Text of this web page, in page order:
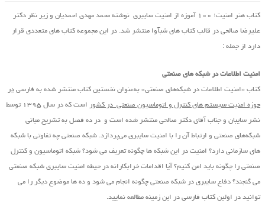
کتاب هنر امنیت؛ ۱۰۰ آموزه از امنیت سایبری نوشته محمد مهدی احمدیان و زیر نظر دکتر
علیرضا صالحی در قالب کتاب های شبآوا منتشر شد. در این مجموعه کتاب های متعددی قرار
دارد از جمله :
امنیت اطلاعات در شبکه های صنعتی
کتاب «امنیت اطلاعات در شبکه‌های صنعتی» به‌عنوان نخستین کتاب منتشر شده به فارسی در
حوزه امنیت سیستم های کنترل و اتوماسیون صنعتی در کشور
است که در سال ۱۳۹۵ توسط
نشر سایبان و جناب آقای دکتر صالحی منتشر شده است و در ده فصل به تشریح مبانی
شبکه‌های صنعتی و ارتباط آن را با امنیت سایبری می‌پردازد. شبکه صنعتی چه تفاوتی با شبکه
های سازمانی دارد؟ امنیت در این شبکه ها چگونه تعریف می شود؟ شبکه اتوماسیون و کنترل
صنعتی را چگونه باید امن کنیم؟ آیا اقدامات خرابکارانه در حیطه امنیت سایبری شبکه صنعتی
می گنجند؟ دفاع سایبری در شبکه صنعتی چگونه انجام می شود و ده ها موضوع دیگر را می
توانید در اولین کتاب فارسی در این زمینه مطالعه نمایید.